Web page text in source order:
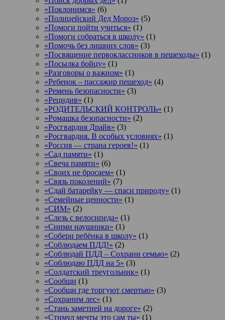
«Поклонимся» (6)
«Полицейский Дед Мороз» (5)
«Помоги пойти учиться» (1)
«Помоги собраться в школу» (1)
«Помочь без лишних слов» (3)
«Посвящение первоклассников в пешеходы» (1)
«Посылка бойцу» (1)
«Разговоры о важном» (1)
«Ребенок – пассажир пешеход» (4)
«Ремень безопасности» (3)
«Рецидив» (1)
«РОДИТЕЛЬСКИЙ КОНТРОЛЬ» (1)
«Ромашка безопасности» (2)
«Росгвардия Драйв» (3)
«Росгвардия. В особых условиях» (1)
«Россия — страна героев!» (1)
«Сад памяти» (1)
«Свеча памяти» (6)
«Своих не бросаем» (1)
«Связь поколений» (7)
«Сдай батарейку — спаси природу» (1)
«Семейные ценности» (1)
«СИМ» (2)
«Слезь с велосипеда» (1)
«Сними наушники» (1)
«Собери ребёнка в школу» (1)
«Соблюдаем ПДД!» (2)
«Соблюдай ПДД – Сохрани семью» (2)
«Соблюдаю ПДД на 5» (3)
«Солдатский треугольник» (1)
«Сообщи (1)
«Сообщи где торгуют смертью» (3)
«Сохраним лес» (1)
«Стань заметней на дороге» (2)
«Стимул мечты это сам ты» (1)